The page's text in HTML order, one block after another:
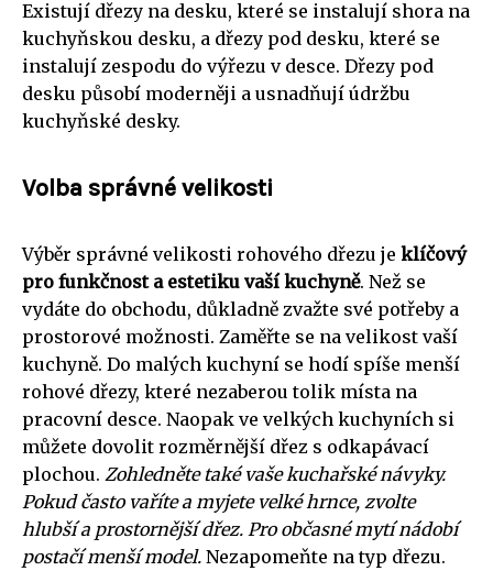
Existují dřezy na desku, které se instalují shora na
kuchyňskou desku, a dřezy pod desku, které se
instalují zespodu do výřezu v desce. Dřezy pod
desku působí moderněji a usnadňují údržbu
kuchyňské desky.
Volba správné velikosti
Výběr správné velikosti rohového dřezu je klíčový
pro funkčnost a estetiku vaší kuchyně. Než se
vydáte do obchodu, důkladně zvažte své potřeby a
prostorové možnosti. Zaměřte se na velikost vaší
kuchyně. Do malých kuchyní se hodí spíše menší
rohové dřezy, které nezaberou tolik místa na
pracovní desce. Naopak ve velkých kuchyních si
můžete dovolit rozměrnější dřez s odkapávací
plochou. Zohledněte také vaše kuchařské návyky.
Pokud často vaříte a myjete velké hrnce, zvolte
hlubší a prostornější dřez. Pro občasné mytí nádobí
postačí menší model. Nezapomeňte na typ dřezu.